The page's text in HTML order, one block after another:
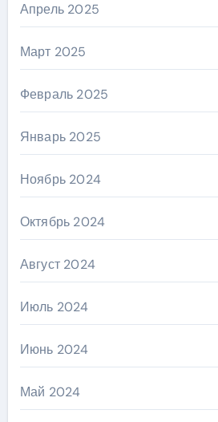
Апрель 2025
Март 2025
Февраль 2025
Январь 2025
Ноябрь 2024
Октябрь 2024
Август 2024
Июль 2024
Июнь 2024
Май 2024